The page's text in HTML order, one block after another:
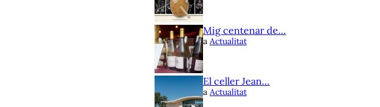
Mig centenar de…
a Actualitat
El celler Jean…
a Actualitat